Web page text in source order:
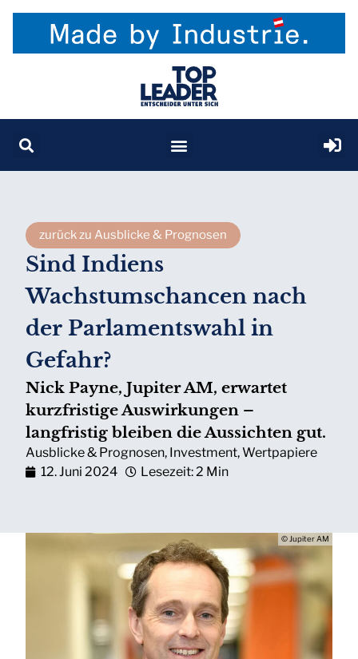
zurück zu Ausblicke & Prognosen
Sind Indiens
Wachstumschancen nach
der Parlamentswahl in
Gefahr?
Nick Payne, Jupiter AM, erwartet
kurzfristige Auswirkungen –
langfristig bleiben die Aussichten gut.
Ausblicke & Prognosen, Investment,Wertpapiere
12. Juni 2024
Lesezeit: 2 Min
© Jupiter AM